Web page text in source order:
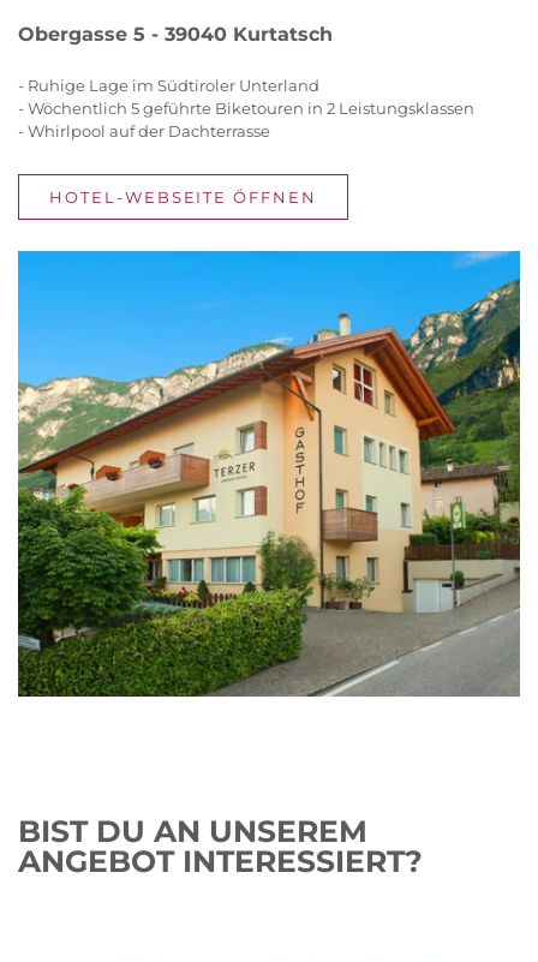
Obergasse 5 - 39040 Kurtatsch
- Ruhige Lage im Südtiroler Unterland
- Wöchentlich 5 geführte Biketouren in 2 Leistungsklassen
- Whirlpool auf der Dachterrasse
HOTEL-WEBSEITE ÖFFNEN
BIST DU AN UNSEREM
ANGEBOT INTERESSIERT?